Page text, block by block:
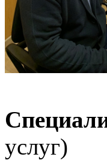
услуг)